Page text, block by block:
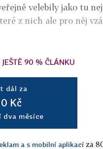
velebily jako tu
z nich ale pro něj
90 % ČLÁNKU
dál za
Kč
dva měsíce
a s mobilní aplikací za